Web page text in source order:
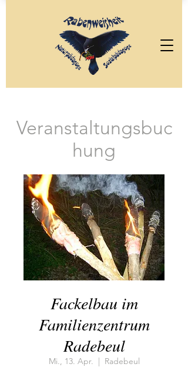
Veranstaltungsbuc
hung
Fackelbau im
Familienzentrum
Radebeul
Mi., 13. Apr.
  |
Radebeul